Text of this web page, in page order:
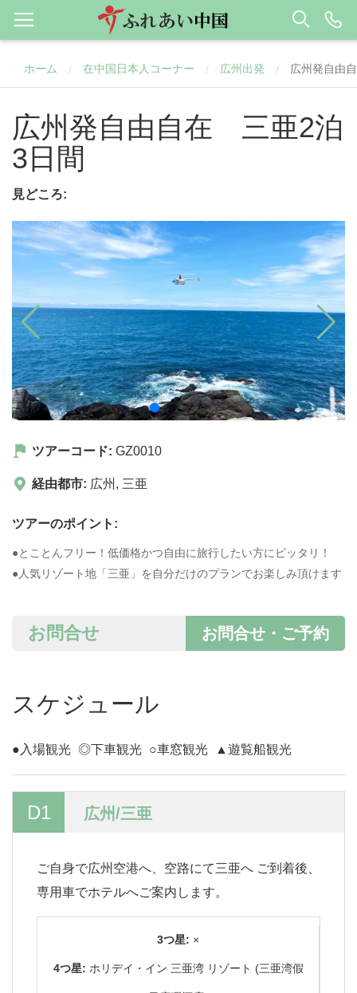
ホーム / 在中国日本人コーナー / 広州出発 / 広州発自由
広州発自由自在 三亜2泊
3日間
見どころ:
ツアーコード: GZ0010
経由都市: 広州 , 三亜
ツアーのポイント:
●とことんフリー！低価格かつ自由に旅行したい方にピッタリ！
●人気リゾート地「三亜」を自分だけのプランでお楽しみ頂けます
お問合せ・ご予約
お問合せ
スケジュール
●入場観光 ◎下車観光 ○車窓観光 ▲遊覧船観光
D1 広州/三亜
ご自身で広州空港へ、空路にて三亜へ ご到着後、
専用車でホテルへご案内します。
3つ星: ×
4つ星: ホリデイ・イン 三亜湾 リゾート (三亜湾假